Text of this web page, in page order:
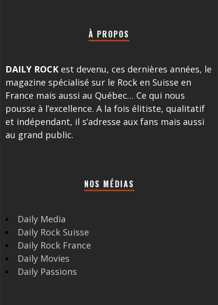
À PROPOS
DAILY ROCK est devenu, ces dernières années, le
magazine spécialisé sur le Rock en Suisse en
France mais aussi au Québec… Ce qui nous
pousse à l’excellence. A la fois élitiste, qualitatif
et indépendant, il s’adresse aux fans mais aussi
au grand public.
NOS MÉDIAS
Daily Media
Daily Rock Suisse
Daily Rock France
Daily Movies
Daily Passions